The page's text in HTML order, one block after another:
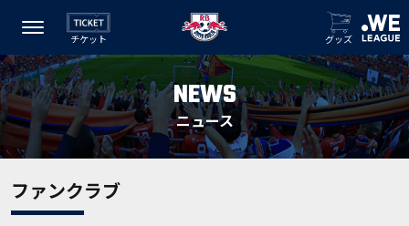
チケット グッズ
NEWS
ニュース
ファンクラブ